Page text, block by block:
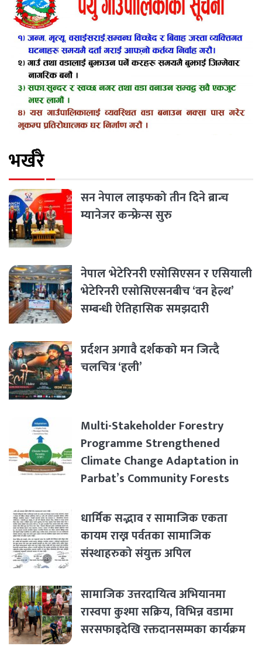
भर्खरै
सन नेपाल लाइफको तीन दिने ब्रान्च
म्यानेजर कन्फ्रेन्स सुरु
नेपाल भेटेरिनरी एसोसिएसन र एसियाली
भेटेरिनरी एसोसिएसनबीच ‘वन हेल्थ’
सम्बन्धी ऐतिहासिक समझदारी
प्रर्दशन अगावै दर्शकको मन जित्दै
चलचित्र ‘हली’
Multi-Stakeholder Forestry
Programme Strengthened
Climate Change Adaptation in
Parbat’s Community Forests
धार्मिक सद्भाव र सामाजिक एकता
कायम राख्न पर्वतका सामाजिक
संस्थाहरुको संयुक्त अपिल
सामाजिक उत्तरदायित्व अभियानमा
रास्वपा कुश्मा सक्रिय, विभिन्न वडामा
सरसफाइदेखि रक्तदानसम्मका कार्यक्रम